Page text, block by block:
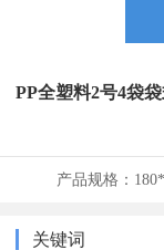
PP全塑料2号4袋
产品规格：
关键词